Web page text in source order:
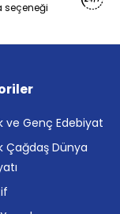
seçeneği
ve Genç Edebiyat
Çağdaş Dünya